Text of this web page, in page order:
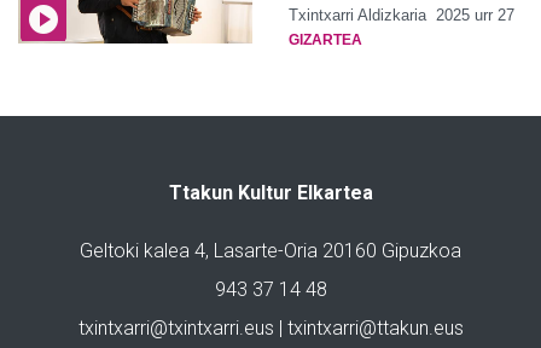
Txintxarri Aldizkaria 2025 urr 27
GIZARTEA
Ttakun Kultur Elkartea
Geltoki kalea 4, Lasarte-Oria 20160 Gipuzkoa
943 37 14 48
txintxarri@txintxarri.eus | txintxarri@ttakun.eus